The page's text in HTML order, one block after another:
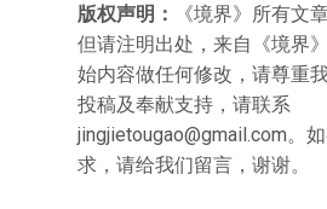
版权声明：
《境界》所有文
但请注明出处，来自《境界
始内容做任何修改，请尊重
投稿及奉献支持，请联系
jingjietougao@gmail.com。
求，请给我们留言，谢谢。